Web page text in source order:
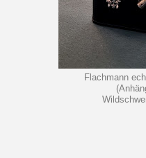
Flachmann